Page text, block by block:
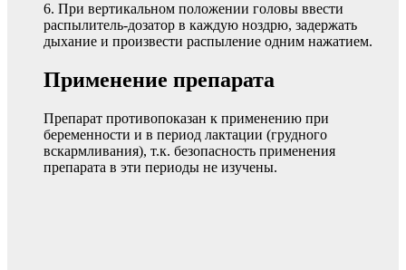
6. При вертикальном положении головы ввести
распылитель-дозатор в каждую ноздрю, задержать
дыхание и произвести распыление одним нажатием.
Применение препарата
Препарат противопоказан к применению при
беременности и в период лактации (грудного
вскармливания), т.к. безопасность применения
препарата в эти периоды не изучены.